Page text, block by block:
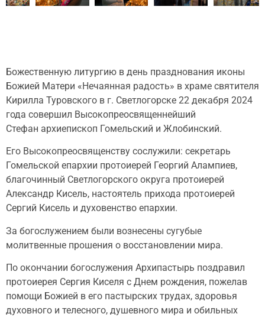
Божественную литургию в день празднования иконы
Божией Матери «Нечаянная радость» в храме святителя
Кирилла Туровского в г. Светлогорске 22 декабря 2024
года совершил Высокопреосвященнейший
Стефан архиепископ Гомельский и Жлобинский.
Его Высокопреосвященству сослужили: секретарь
Гомельской епархии протоиерей Георгий Алампиев,
благочинный Светлогорского округа протоиерей
Александр Кисель, настоятель прихода протоиерей
Сергий Кисель и духовенство епархии.
За богослужением были вознесены сугубые
молитвенные прошения о восстановлении мира.
По окончании богослужения Архипастырь поздравил
протоиерея Сергия Киселя с Днем рождения, пожелав
помощи Божией в его пастырских трудах, здоровья
духовного и телесного, душевного мира и обильных